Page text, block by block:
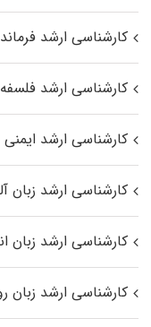
کارشناسی ارشد
کارشناسی ارشد فلسفه
کارشناسی ارشد
کارشناسی ارشد زبان
کارشناسی ارشد زبان
کارشناسی ارشد زبان